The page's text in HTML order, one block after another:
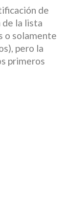
de
de la lista
o solamente
pero la
primeros